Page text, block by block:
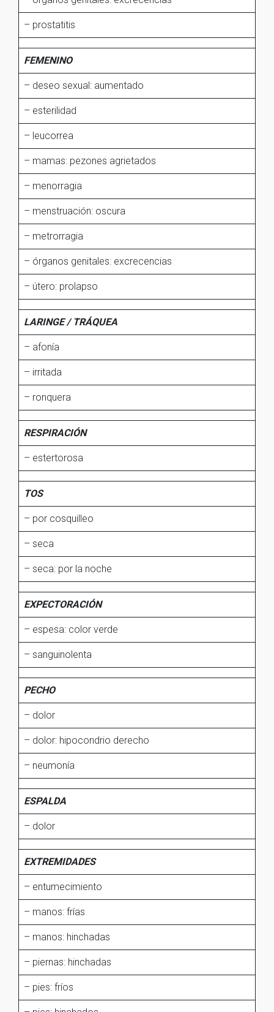
– prostatitis
FEMENINO
– deseo sexual: aumentado
– esterilidad
– leucorrea
– mamas: pezones agrietados
– menorragia
– menstruación: oscura
– metrorragia
– órganos genitales: excrecencias
– útero: prolapso
LARINGE / TRÁQUEA
– afonía
– irritada
– ronquera
RESPIRACIÓN
– estertorosa
TOS
– por cosquilleo
– seca
– seca: por la noche
EXPECTORACIÓN
– espesa: color verde
– sanguinolenta
PECHO
– dolor
– dolor: hipocondrio derecho
– neumonía
ESPALDA
– dolor
EXTREMIDADES
– entumecimiento
– manos: frías
– manos: hinchadas
– piernas: hinchadas
– pies: fríos